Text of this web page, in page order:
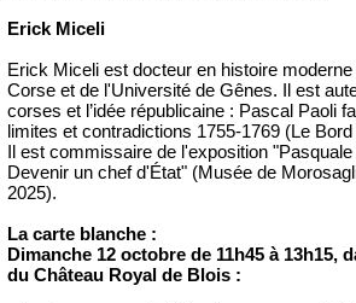
Erick Miceli
Erick Miceli est docteur en histoire
Corse et de l'Université de Gênes. Il est
corses et l’idée républicaine : Pascal Paoli
limites et contradictions 1755-1769 (Le
Il est commissaire de l'exposition "Pasquale
Devenir un chef d'État" (Musée de
2025).
La carte blanche :
Dimanche 12 octobre de 11h45 à 13h15,
du Château Royal de Blois :